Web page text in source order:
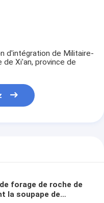
d'intégration de Militaire-
de Xi'an, province de
forage de roche de
la soupape de